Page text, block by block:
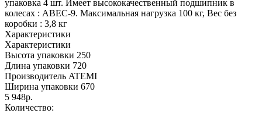
упаковка 4 шт. Имеет высококачественный подшипник в
колесах : ABEC-9. Максимальная нагрузка 100 кг, Вес без
коробки : 3,8 кг
Характеристики
Характеристики
Высота упаковки 250
Длина упаковки 720
Производитель ATEMI
Ширина упаковки 670
5 948р.
Количество: